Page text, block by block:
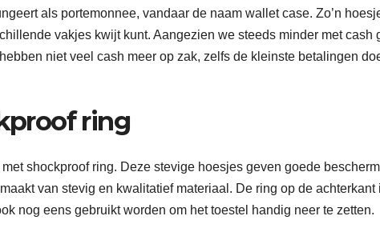
als portemonnee, vandaar de naam wallet case. Zo’n
vakjes kwijt kunt. Aangezien we steeds minder met cash
niet veel cash meer op zak, zelfs de kleinste betalingen
ring
shockproof ring. Deze stevige hoesjes geven goede
van stevig en kwalitatief materiaal. De ring op de achterkant
nog eens gebruikt worden om het toestel handig neer te zetten.